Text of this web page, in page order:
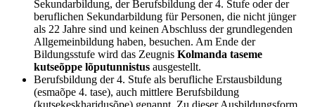
Sekundarbildung, der Berufsbildung der 4. Stufe oder der
beruflichen Sekundarbildung für Personen, die nicht jünger
als 22 Jahre sind und keinen Abschluss der grundlegenden
Allgemeinbildung haben, besuchen. Am Ende der
Bildungsstufe wird das Zeugnis Kolmanda taseme
kutseõppe lõputunnistus ausgestellt.
Berufsbildung der 4. Stufe als berufliche Erstausbildung
(esmaõpe 4. tase), auch mittlere Berufsbildung